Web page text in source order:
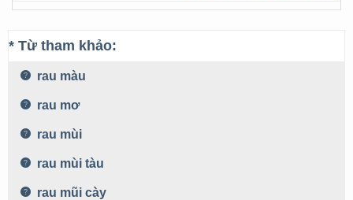
* Từ tham khảo:
rau màu
rau mơ
rau mùi
rau mùi tàu
rau mũi cày